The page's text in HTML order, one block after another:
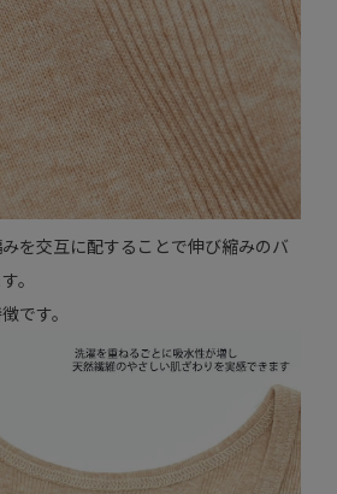
を交互に配することで伸び縮みのバ
。
です。